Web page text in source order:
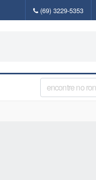
(69) 3229-5353